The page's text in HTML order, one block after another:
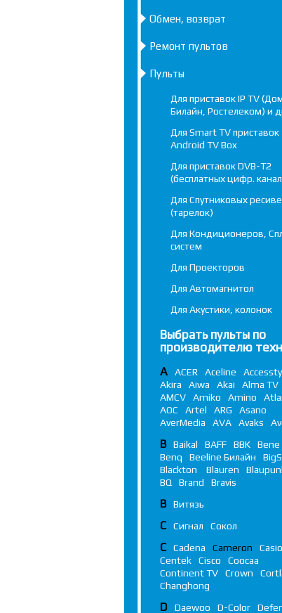
Обмен, возврат
Ремонт пультов
Пульты
Для приставок IP TV
Билайн, Ростелеком) и
Для Smart TV приставок
Android TV Box
Для приставок DVB-T2
(бесплатных цифр.
Для Спутниковых
(тарелок)
Для Кондиционеров,
систем
Для Проекторов
Для Автомагнитол
Для Акустики, колонок
Выбрать пульты по
производителю
A ACER Aceline
Akira
Aiwa Akai
Alma TV
AMCV
Amiko Amino
AOC
Artel ARG
Asano
AverMedia
AVA Avaks
B Baikal BAFF BBK
Bene
Benq
Beeline Билайн
Blackton
Blauren
BQ
Brand Bravis
В Витязь
С Сигнал Сокол
C Cadena Cameron
Casio
Centek
Cisco
Coocaa
Continent TV
Crown
Changhong
D Daewoo D-Color